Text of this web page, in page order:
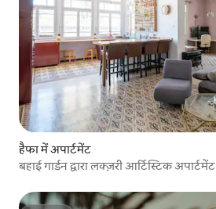
हैफा में अपार्टमेंट
बहाई गार्डन द्वारा लक्ज़री आर्टिस्टिक अपार्टमेंट